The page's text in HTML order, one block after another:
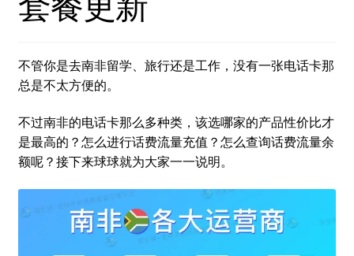
不管你是去南非留学、旅行还是工作，没有一张电话卡那
总是不太方便的。
不过南非的电话卡那么多种类，该选哪家的产品性价比才
是最高的？怎么进行话费流量充值？怎么查询话费流量余
额呢？接下来球球就为大家一一说明。